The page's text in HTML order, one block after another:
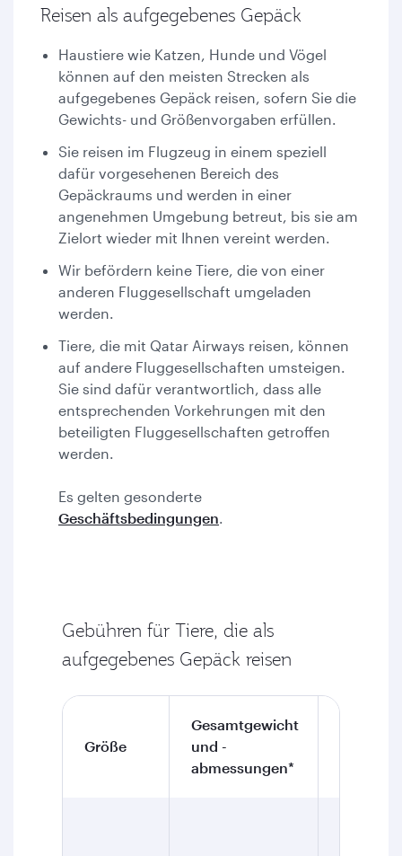
Reisen als aufgegebenes Gepäck
Haustiere wie Katzen, Hunde und Vögel
können auf den meisten Strecken als
aufgegebenes Gepäck reisen, sofern Sie die
Gewichts- und Größenvorgaben erfüllen.
Sie reisen im Flugzeug in einem speziell
dafür vorgesehenen Bereich des
Gepäckraums und werden in einer
angenehmen Umgebung betreut, bis sie am
Zielort wieder mit Ihnen vereint werden.
Wir befördern keine Tiere, die von einer
anderen Fluggesellschaft umgeladen
werden.
Tiere, die mit Qatar Airways reisen, können
auf andere Fluggesellschaften umsteigen.
Sie sind dafür verantwortlich, dass alle
entsprechenden Vorkehrungen mit den
beteiligten Fluggesellschaften getroffen
werden.
Es gelten gesonderte
Geschäftsbedingungen.
Gebühren für Tiere, die als
aufgegebenes Gepäck reisen
Größe
Gesamtgewicht
und -
abmessungen*